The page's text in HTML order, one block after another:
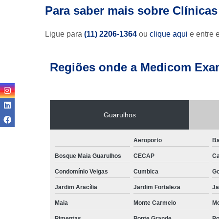
Para saber mais sobre
Ligue para (11) 2206-1364 ou clique aqui e entre
Regiões onde a Medicom
Guarulhos
Aeroporto
Bosque Maia Guarulhos CECAP
Condomínio Veigas Cumbica
Jardim Aracília Jardim Fortaleza
Maia Monte Carmelo